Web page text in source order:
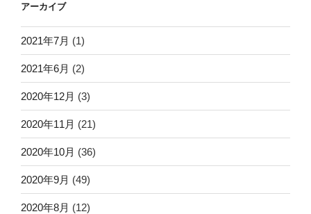
アーカイブ
2021年7月 (1)
2021年6月 (2)
2020年12月 (3)
2020年11月 (21)
2020年10月 (36)
2020年9月 (49)
2020年8月 (12)